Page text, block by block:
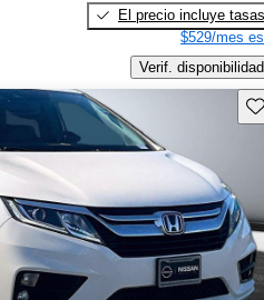
El precio incluye tasas
$529/mes
Verif. disponibilidad